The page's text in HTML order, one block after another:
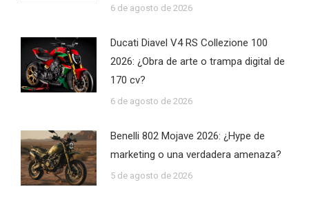
6 de agosto de 2026
Ducati Diavel V4 RS Collezione 100
2026: ¿Obra de arte o trampa digital de
170 cv?
6 de agosto de 2026
Benelli 802 Mojave 2026: ¿Hype de
marketing o una verdadera amenaza?
5 de agosto de 2026